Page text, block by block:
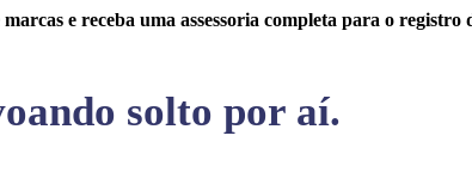
e receba uma assessoria completa para o registro
solto por aí.